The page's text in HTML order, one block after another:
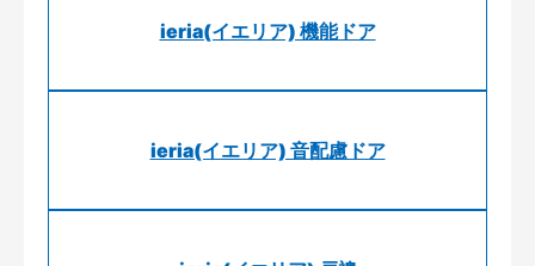
ieria(イエリア) 機能ドア
ieria(イエリア) 音配慮ドア